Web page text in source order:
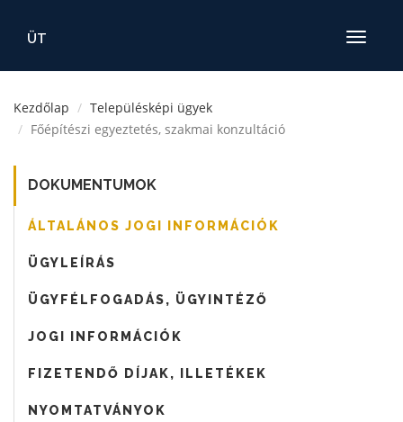
Toggle
ÜT
Kezdőlap
Településképi ügyek
Főépítészi egyeztetés, szakmai konzultáció
DOKUMENTUMOK
ÁLTALÁNOS JOGI INFORMÁCIÓK
ÜGYLEÍRÁS
ÜGYFÉLFOGADÁS, ÜGYINTÉZŐ
JOGI INFORMÁCIÓK
FIZETENDŐ DÍJAK, ILLETÉKEK
NYOMTATVÁNYOK